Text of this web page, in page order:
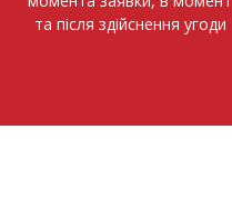
та після здійснення угоди